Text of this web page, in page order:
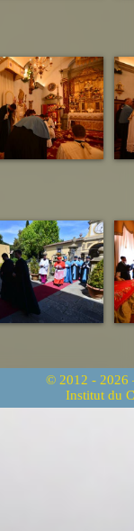
© 2012 -
Institut du